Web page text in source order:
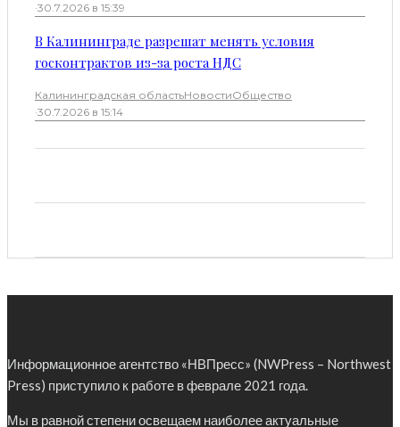
·30.7.2026 в 15:39
В Калининграде разрешат менять условия
госконтрактов из-за роста НДС
Калининградская областьНовостиОбщество
·30.7.2026 в 15:14
Информационное агентство «НВПресс» (NWPress – Northwest
Press) приступило к работе в феврале 2021 года.
Мы в равной степени освещаем наиболее актуальные